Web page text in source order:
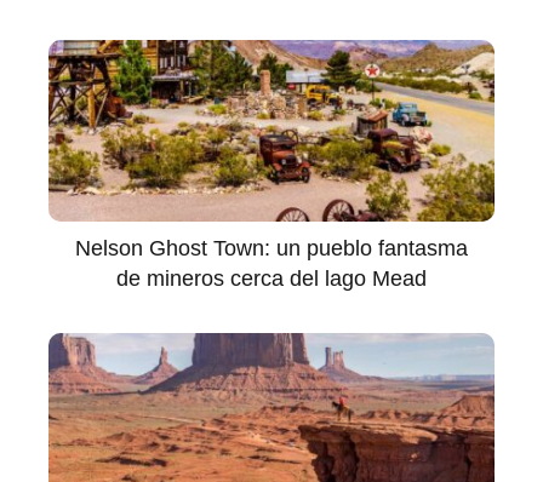
Nelson Ghost Town: un pueblo fantasma
de mineros cerca del lago Mead